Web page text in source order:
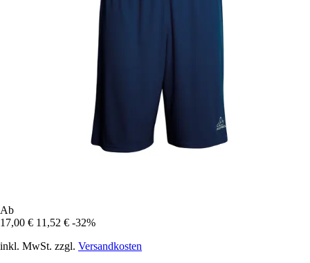
Ab
17,00 € 11,52 € -32%
inkl. MwSt. zzgl. Versandkosten